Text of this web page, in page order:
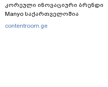
კორეული ინოვაციური ბრენდი
Manyo საქართველოშია
contentroom.ge